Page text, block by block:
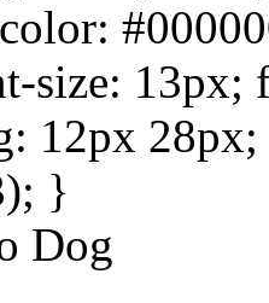
size:
12px
}
Dog